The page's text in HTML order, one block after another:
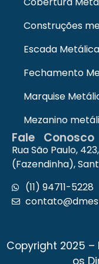
Empresa
metálicas
Comprar
Estrutura
Cobertura
Pilar
Estrutura
Barracão
Telhado
Preço de
Preço
Portões
Construções
Escada Metálica
Fechamento
Marquise
Mezanino
Fale Conosco
Rua São Paulo,
(Fazendinha),
(11) 94711-5228
Copyright 2025 –
os